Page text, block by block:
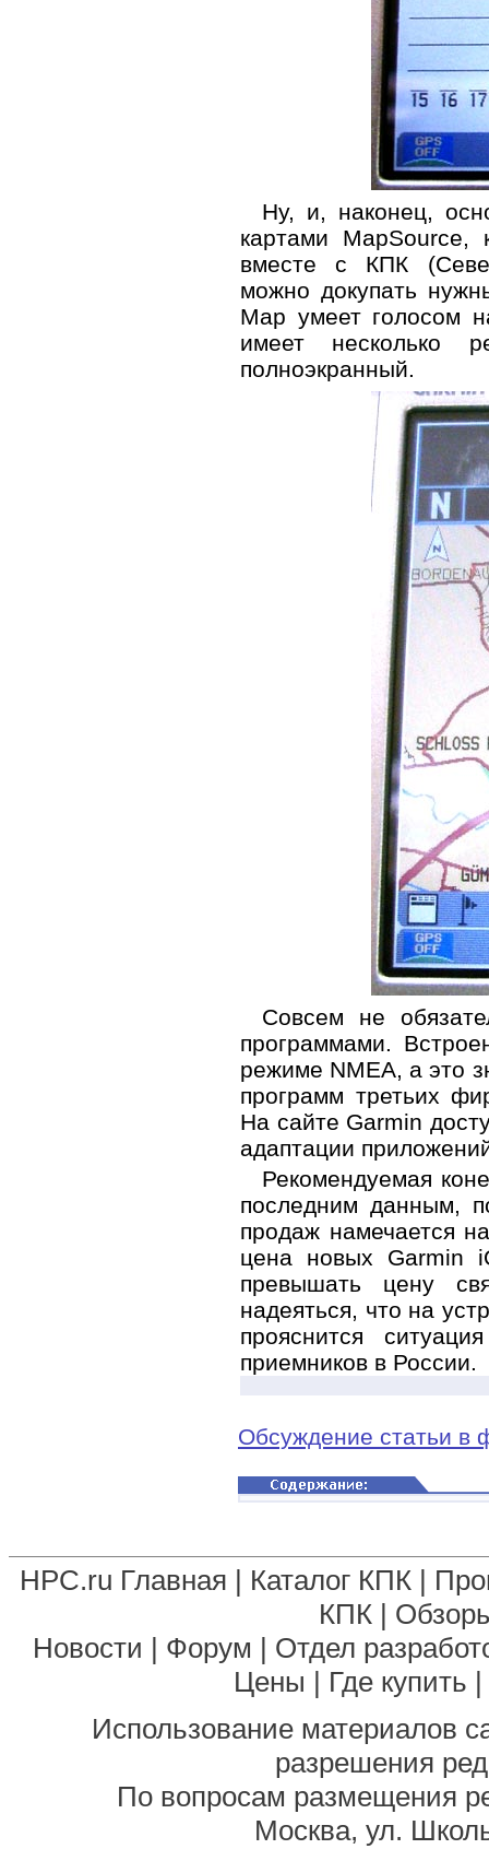
Ну, и, наконец,
картами MapSource,
вместе с КПК
можно докупать
Map умеет голосом
имеет
полноэкранный.
Совсем не
программами.
режиме NMEA, а это
программ третьих
На сайте Garmin
адаптации
Рекомендуемая
последним данным,
продаж намечается
цена новых Garmin
превышать цену
надеяться, что на
прояснится
приемников в России.
Обсуждение статьи в
HPC.ru Главная | Каталог КПК |
КПК |
Новости | Форум | Отдел
Цены | Где купить |
Использование материалов
разрешения
По вопросам размещения
Москва, ул.